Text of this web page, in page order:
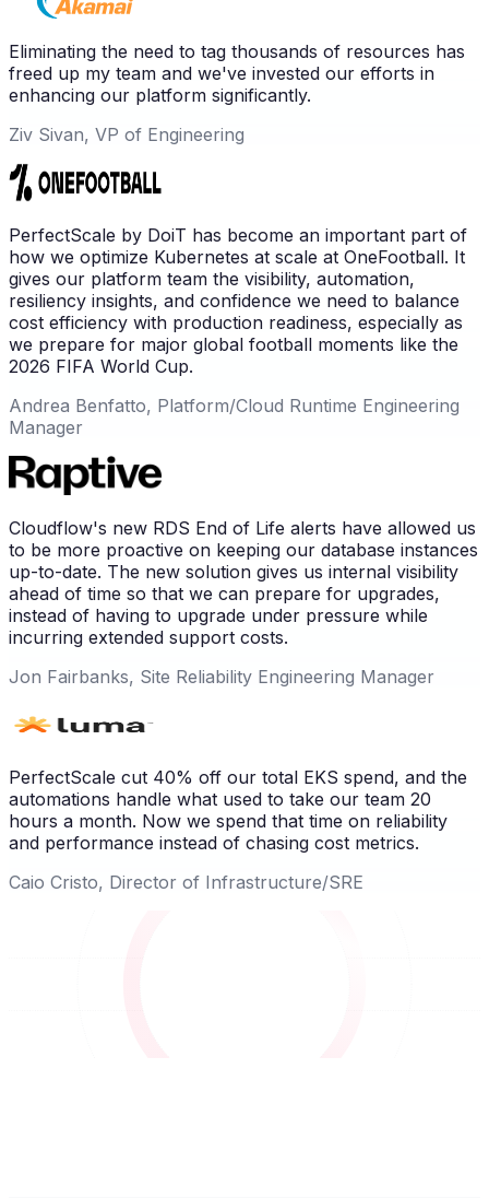
Eliminating the need to tag thousands of resources has
freed up my team and we've invested our efforts in
enhancing our platform significantly.
Ziv Sivan, VP of Engineering
PerfectScale by DoiT has become an important part of
how we optimize Kubernetes at scale at OneFootball. It
gives our platform team the visibility, automation,
resiliency insights, and confidence we need to balance
cost efficiency with production readiness, especially as
we prepare for major global football moments like the
2026 FIFA World Cup.
Andrea Benfatto, Platform/Cloud Runtime Engineering
Manager
Cloudflow's new RDS End of Life alerts have allowed us
to be more proactive on keeping our database instances
up-to-date. The new solution gives us internal visibility
ahead of time so that we can prepare for upgrades,
instead of having to upgrade under pressure while
incurring extended support costs.
Jon Fairbanks, Site Reliability Engineering Manager
PerfectScale cut 40% off our total EKS spend, and the
automations handle what used to take our team 20
hours a month. Now we spend that time on reliability
and performance instead of chasing cost metrics.
Caio Cristo, Director of Infrastructure/SRE